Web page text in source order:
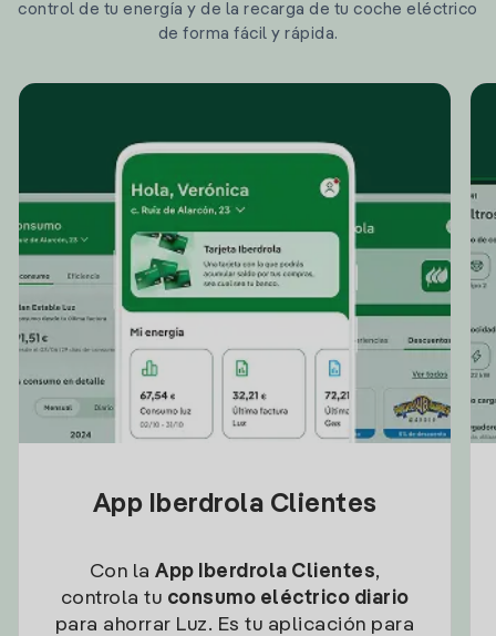
control de tu energía y de la recarga de tu coche eléctrico
de forma fácil y rápida.
App Iberdrola Clientes
Con la App Iberdrola Clientes,
controla tu consumo eléctrico diario
para ahorrar Luz. Es tu aplicación para